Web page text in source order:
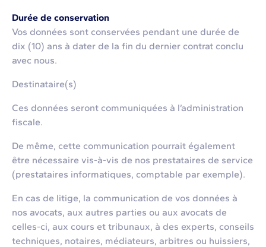
Durée de conservation
Vos données sont conservées pendant une durée de
dix (10) ans à dater de la fin du dernier contrat conclu
avec nous.
Destinataire(s)
Ces données seront communiquées à l’administration
fiscale.
De même, cette communication pourrait également
être nécessaire vis-à-vis de nos prestataires de service
(prestataires informatiques, comptable par exemple).
En cas de litige, la communication de vos données à
nos avocats, aux autres parties ou aux avocats de
celles-ci, aux cours et tribunaux, à des experts, conseils
techniques, notaires, médiateurs, arbitres ou huissiers,